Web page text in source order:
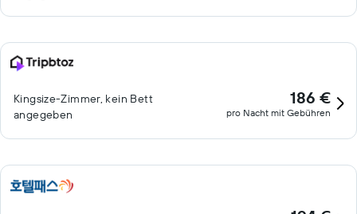
Kingsize-Zimmer, kein Bett
angegeben
186 €
pro Nacht mit Gebühren